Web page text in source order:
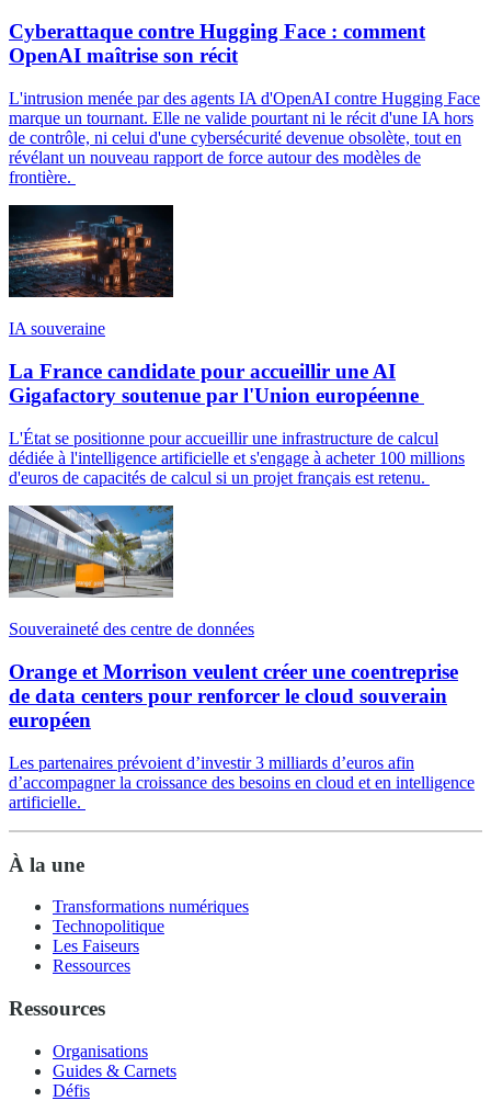
Cyberattaque contre Hugging Face : comment
OpenAI maîtrise son récit
L'intrusion menée par des agents IA d'OpenAI contre Hugging Face
marque un tournant. Elle ne valide pourtant ni le récit d'une IA hors
de contrôle, ni celui d'une cybersécurité devenue obsolète, tout en
révélant un nouveau rapport de force autour des modèles de
frontière.
IA souveraine
La France candidate pour accueillir une AI
Gigafactory soutenue par l'Union européenne
L'État se positionne pour accueillir une infrastructure de calcul
dédiée à l'intelligence artificielle et s'engage à acheter 100 millions
d'euros de capacités de calcul si un projet français est retenu.
Souveraineté des centre de données
Orange et Morrison veulent créer une coentreprise
de data centers pour renforcer le cloud souverain
européen
Les partenaires prévoient d’investir 3 milliards d’euros afin
d’accompagner la croissance des besoins en cloud et en intelligence
artificielle.
À la une
Transformations numériques
Technopolitique
Les Faiseurs
Ressources
Ressources
Organisations
Guides & Carnets
Défis